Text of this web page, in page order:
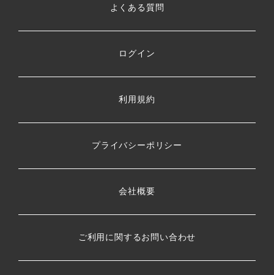
よくある質問
ログイン
利用規約
プライバシーポリシー
会社概要
ご利用に関するお問い合わせ